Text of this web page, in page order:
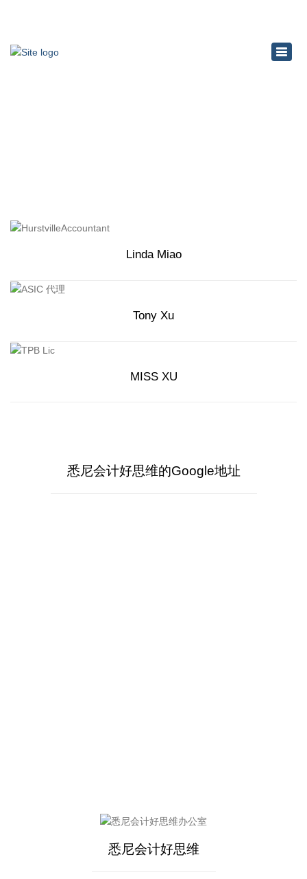
Ms Linda Miao是一位出色的澳洲注册会计CPA，毕业于澳洲悉
富的小生意税务专家。Linda不仅专业精通澳洲税务、服务质量
誉，被大家称为“Linda姐”。
Linda Miao
Tony Xu先生毕业于澳洲天主教大学ACU信息会计专业，服务于
澳洲公司结构、章程、公司结构改动等有深刻的理解。Tony易于
Tony Xu
Miss XU毕业于悉尼科技大学并且取得了RMIT金融硕士专业资
MISS XU
悉尼会计好思维的Google地址
悉尼会计好思维